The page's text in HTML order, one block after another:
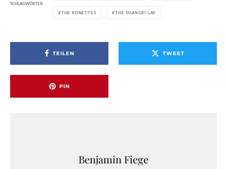
SCHLAGWÖRTER
THE RONETTES THE SHANGRI-LAS
TEILEN TWEET
PIN
Benjamin Fiege